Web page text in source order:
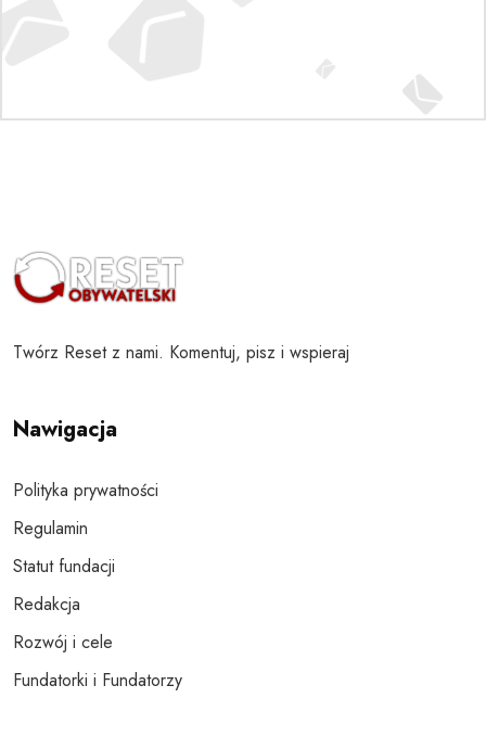
Twórz Reset z nami. Komentuj, pisz i wspieraj
Nawigacja
Polityka prywatności
Regulamin
Statut fundacji
Redakcja
Rozwój i cele
Fundatorki i Fundatorzy